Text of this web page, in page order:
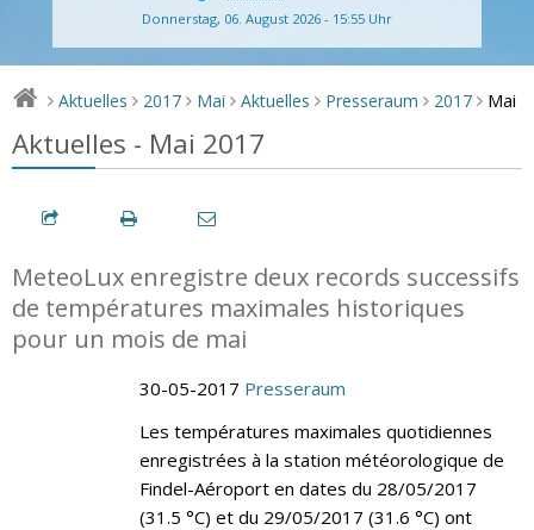
Donnerstag, 06. August 2026 - 15:55 Uhr
> Aktuelles > 2017 > Mai > Aktuelles > Presseraum > 2017 > Mai
Aktuelles - Mai 2017
MeteoLux enregistre deux records successifs
de températures maximales historiques
pour un mois de mai
30-05-2017 Presseraum
Les températures maximales quotidiennes
enregistrées à la station météorologique de
Findel-Aéroport en dates du 28/05/2017
(31.5 °C) et du 29/05/2017 (31.6 °C) ont